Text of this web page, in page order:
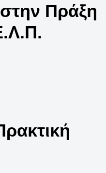
Πράξη